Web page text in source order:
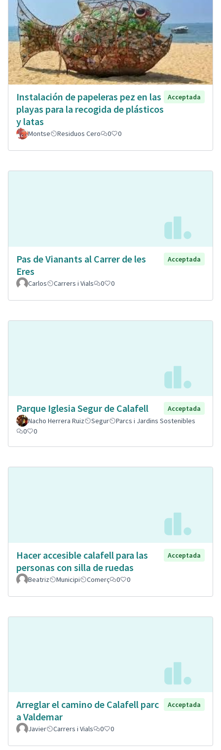
Instalación de papeleras pez en las
playas para la recogida de plásticos
y latas
Acceptada
Montse Residuos Cero 0 0
Pas de Vianants al Carrer de les
Eres
Acceptada
Carlos Carrers i Vials 0 0
Parque Iglesia Segur de Calafell
Acceptada
Nacho Herrera Ruiz
Segur
Parcs i Jardins Sostenibles
0
0
Hacer accesible calafell para las
personas con silla de ruedas
Acceptada
Beatriz Municipi Comerç 0 0
Arreglar el camino de Calafell parc
a Valdemar
Acceptada
Javier Carrers i Vials 0 0